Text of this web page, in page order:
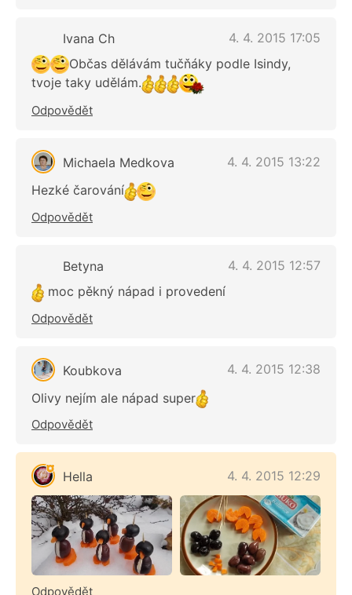
Ivana Ch
4. 4. 2015 17:05
Občas dělávám tučňáky podle Isindy,
tvoje taky udělám.
Odpovědět
Michaela Medkova
4. 4. 2015 13:22
Hezké čarování
Odpovědět
Betyna
4. 4. 2015 12:57
moc pěkný nápad i provedení
Odpovědět
Koubkova
4. 4. 2015 12:38
Olivy nejím ale nápad super
Odpovědět
Hella 4. 4. 2015 12:29
Odpovědět